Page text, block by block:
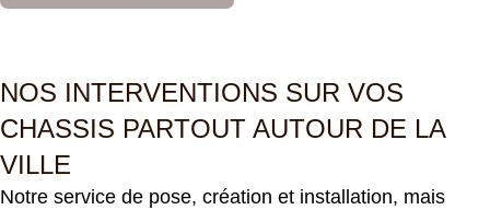
2
NOS INTERVENTIONS SUR VOS
CHASSIS PARTOUT AUTOUR DE LA
VILLE
Notre service de pose, création et installation, mais